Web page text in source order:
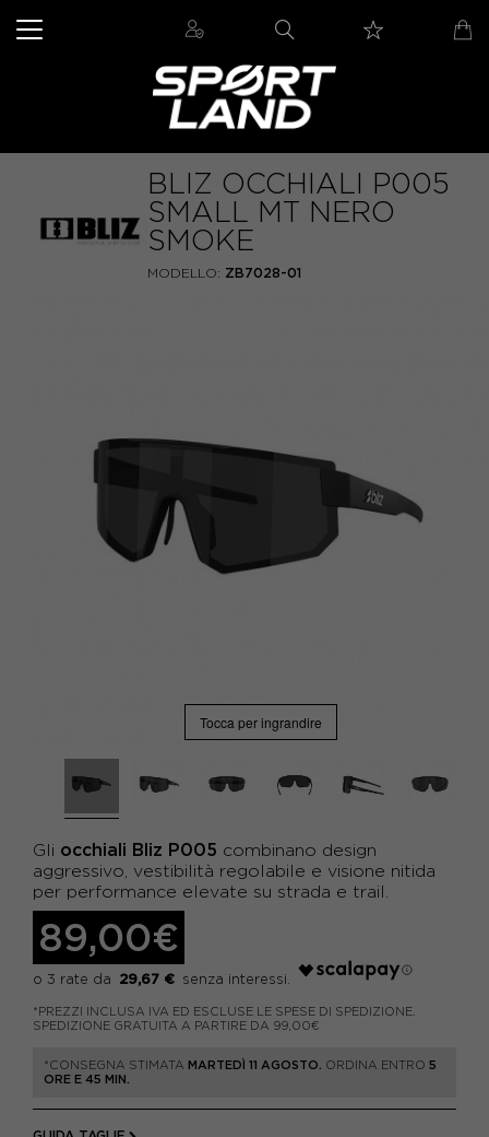
BLIZ OCCHIALI P005
SMALL MT NERO
SMOKE
MODELLO: ZB7028-01
Tocca per ingrandire
Gli occhiali Bliz P005 combinano design
aggressivo, vestibilità regolabile e visione nitida
per performance elevate su strada e trail.
89,00€
29,67 €
*PREZZI INCLUSA IVA ED ESCLUSE LE SPESE DI SPEDIZIONE.
SPEDIZIONE GRATUITA A PARTIRE DA 99,00€
*CONSEGNA STIMATA MARTEDÌ 11 AGOSTO. ORDINA ENTRO 5
ORE E 45 MIN.